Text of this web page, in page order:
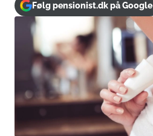
Følg pensionist.dk på Google